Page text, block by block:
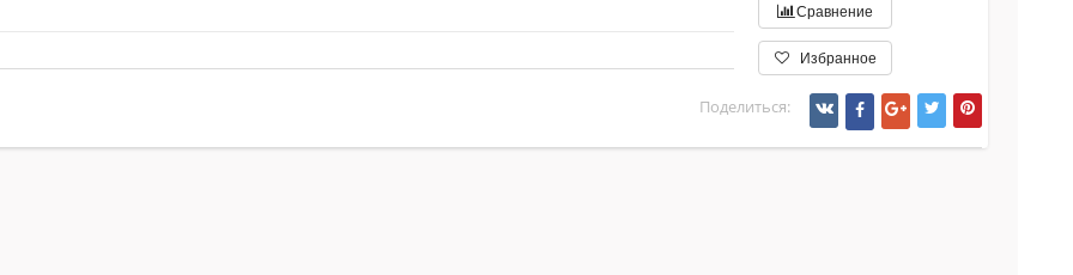
Сравнение
Избранное
Поделиться: